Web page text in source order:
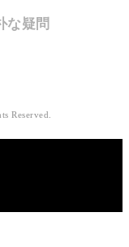
な疑問
Reserved.